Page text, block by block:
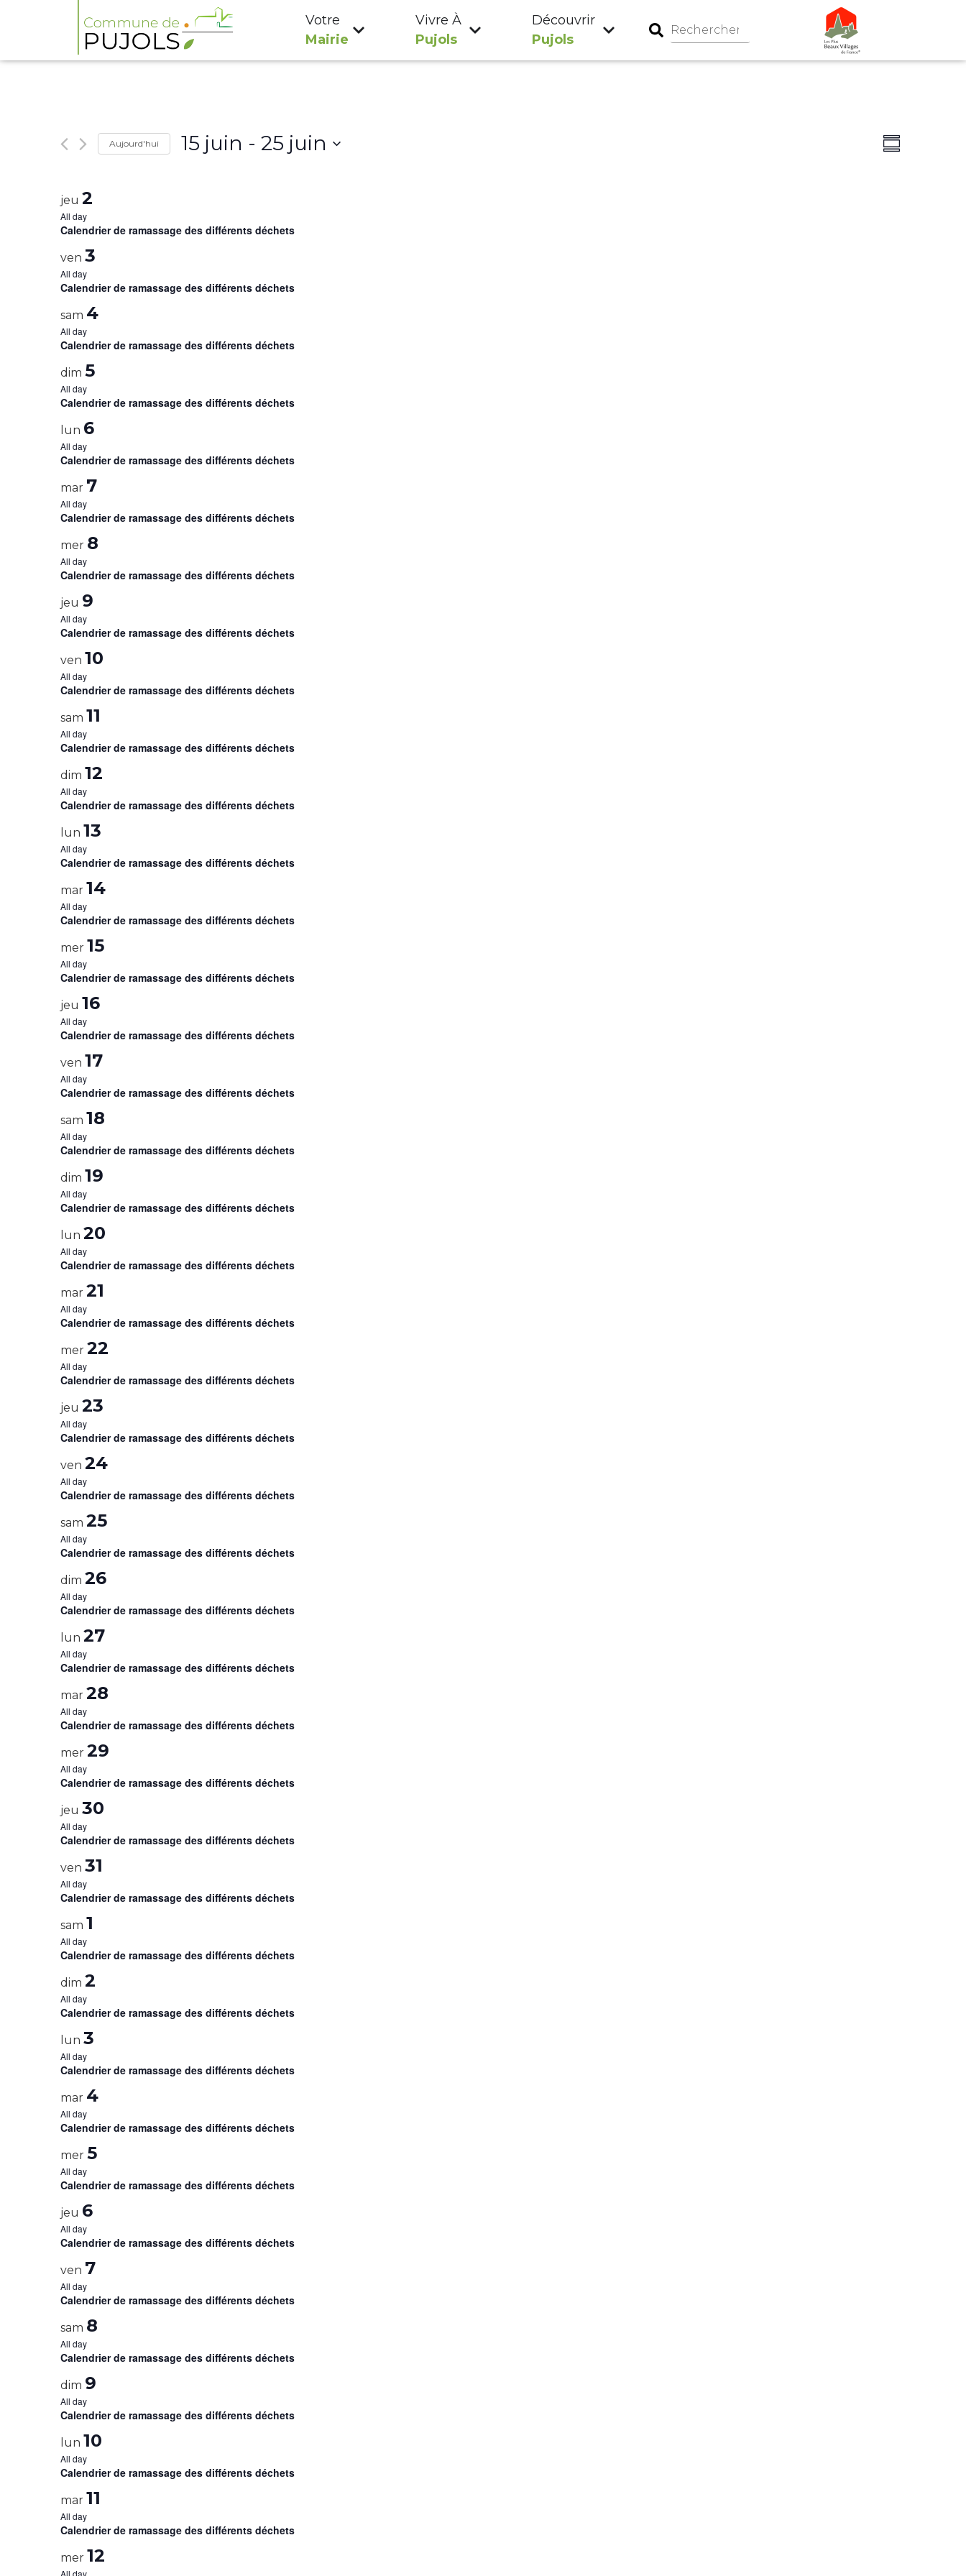
Votre
Mairie
Vivre À
Pujols
Découvrir
Pujols
Navigation
par
de
Summary
Aujourd'hui 15 juin - 25 juin
jeu 2
All day
Calendrier de ramassage des différents déchets
ven 3
All day
Calendrier de ramassage des différents déchets
sam 4
All day
Calendrier de ramassage des différents déchets
dim 5
All day
Calendrier de ramassage des différents déchets
lun 6
All day
Calendrier de ramassage des différents déchets
mar 7
All day
Calendrier de ramassage des différents déchets
mer 8
All day
Calendrier de ramassage des différents déchets
jeu 9
All day
Calendrier de ramassage des différents déchets
ven 10
All day
Calendrier de ramassage des différents déchets
sam 11
All day
Calendrier de ramassage des différents déchets
dim 12
All day
Calendrier de ramassage des différents déchets
lun 13
All day
Calendrier de ramassage des différents déchets
mar 14
All day
Calendrier de ramassage des différents déchets
mer 15
All day
Calendrier de ramassage des différents déchets
jeu 16
All day
Calendrier de ramassage des différents déchets
ven 17
All day
Calendrier de ramassage des différents déchets
sam 18
All day
Calendrier de ramassage des différents déchets
dim 19
All day
Calendrier de ramassage des différents déchets
lun 20
All day
Calendrier de ramassage des différents déchets
mar 21
All day
Calendrier de ramassage des différents déchets
mer 22
All day
Calendrier de ramassage des différents déchets
jeu 23
All day
Calendrier de ramassage des différents déchets
ven 24
All day
Calendrier de ramassage des différents déchets
sam 25
All day
Calendrier de ramassage des différents déchets
dim 26
All day
Calendrier de ramassage des différents déchets
lun 27
All day
Calendrier de ramassage des différents déchets
mar 28
All day
Calendrier de ramassage des différents déchets
mer 29
All day
Calendrier de ramassage des différents déchets
jeu 30
All day
Calendrier de ramassage des différents déchets
ven 31
All day
Calendrier de ramassage des différents déchets
sam 1
All day
Calendrier de ramassage des différents déchets
dim 2
All day
Calendrier de ramassage des différents déchets
lun 3
All day
Calendrier de ramassage des différents déchets
mar 4
All day
Calendrier de ramassage des différents déchets
mer 5
All day
Calendrier de ramassage des différents déchets
jeu 6
All day
Calendrier de ramassage des différents déchets
ven 7
All day
Calendrier de ramassage des différents déchets
sam 8
All day
Calendrier de ramassage des différents déchets
dim 9
All day
Calendrier de ramassage des différents déchets
lun 10
All day
Calendrier de ramassage des différents déchets
mar 11
All day
Calendrier de ramassage des différents déchets
mer 12
All day